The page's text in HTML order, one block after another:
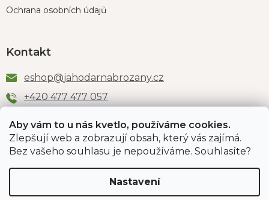
Aby vám to u nás kvetlo, používáme cookies.
Zlepšují web a zobrazují obsah, který vás zajímá.
Bez vašeho souhlasu je nepoužíváme. Souhlasíte?
Nastavení
Ochrana osobních údajů
Kontakt
eshop@jahodarnabrozany.cz
+420 477 477 057
Odběr newsletteru